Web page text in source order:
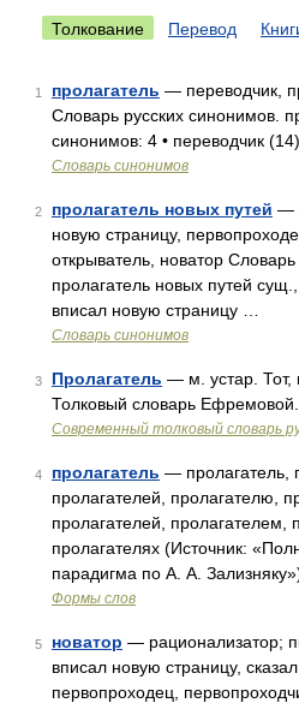
Толкование Перевод
1 пролагатель — переводчик,
Словарь русских синонимов.
синонимов: 4 • переводчик (14)
Словарь синонимов
2 пролагатель новых путей —
новую страницу,
открыватель, новатор
пролагатель новых путей
вписал новую страницу …
Словарь синонимов
3 Пролагатель — м. устар. Тот,
Толковый словарь
Современный толковый словарь
4 пролагатель — пролагатель,
пролагателей, пролагателю,
пролагателей, пролагателем,
пролагателях (Источник:
парадигма по А. А.
Формы слов
5 новатор — рационализатор;
вписал новую страницу,
первопроходец,